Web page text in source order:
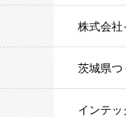
株式会社
茨城県
インテ